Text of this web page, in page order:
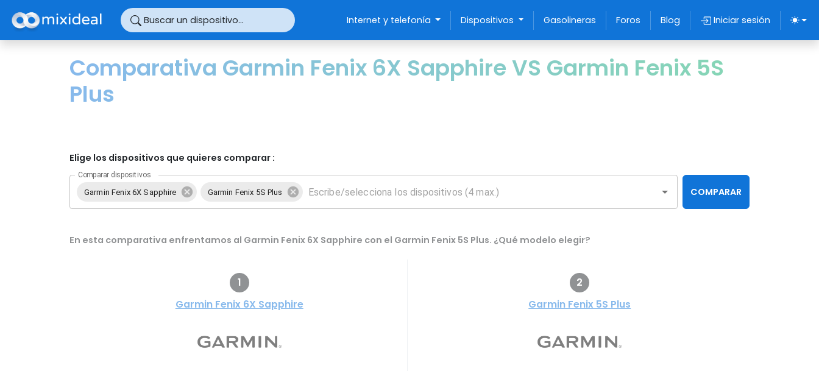
Buscar un dispositivo... Internet y telefonía Dispositivos Gasolineras Foros Blog Iniciar sesión
Comparativa Garmin Fenix 6X Sapphire VS Garmin Fenix 5S
Plus
Elige los dispositivos que quieres comparar :
Comparar dispositivos
Garmin Fenix 6X Sapphire Garmin Fenix 5S Plus COMPARAR
En esta comparativa enfrentamos al Garmin Fenix 6X Sapphire con el Garmin Fenix 5S Plus. ¿Qué modelo elegir?
1
Garmin Fenix 6X Sapphire
2
Garmin Fenix 5S Plus